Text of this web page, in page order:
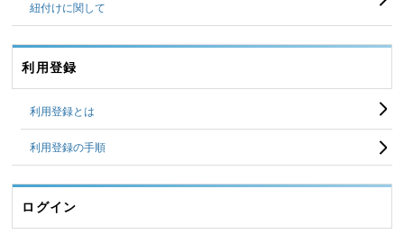
紐付けに関して
利用登録
利用登録とは
利用登録の手順
ログイン